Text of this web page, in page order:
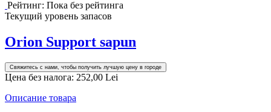
Рейтинг: Пока без рейтинга
Текущий уровень запасов
Orion Support sapun
Свяжитесь с нами, чтобы получить лучшую цену в городе
Цена без налога: 252,00 Lei
Описание товара